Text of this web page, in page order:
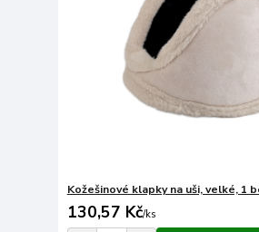
Kožešinové klapky na uši, velké, 1
130,57 Kč/ks